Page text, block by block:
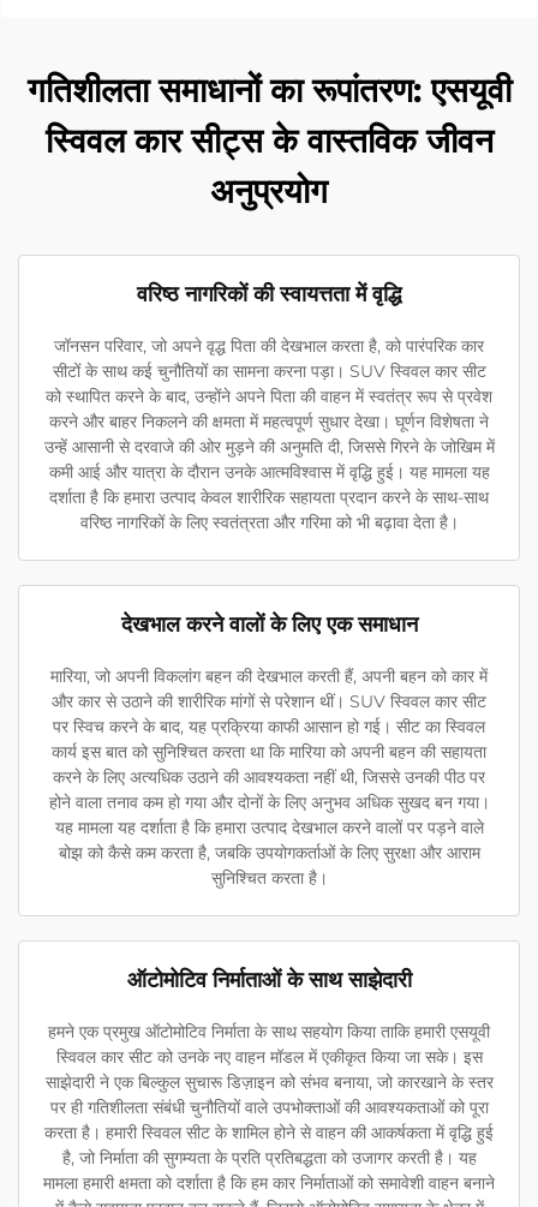
गतिशीलता समाधानों का रूपांतरण: एसयूवी
स्विवल कार सीट्स के वास्तविक जीवन
अनुप्रयोग
वरिष्ठ नागरिकों की स्वायत्तता में वृद्धि
जॉनसन परिवार, जो अपने वृद्ध पिता की देखभाल करता है, को पारंपरिक कार
सीटों के साथ कई चुनौतियों का सामना करना पड़ा। SUV स्विवल कार सीट
को स्थापित करने के बाद, उन्होंने अपने पिता की वाहन में स्वतंत्र रूप से प्रवेश
करने और बाहर निकलने की क्षमता में महत्वपूर्ण सुधार देखा। घूर्णन विशेषता ने
उन्हें आसानी से दरवाजे की ओर मुड़ने की अनुमति दी, जिससे गिरने के जोखिम में
कमी आई और यात्रा के दौरान उनके आत्मविश्वास में वृद्धि हुई। यह मामला यह
दर्शाता है कि हमारा उत्पाद केवल शारीरिक सहायता प्रदान करने के साथ-साथ
वरिष्ठ नागरिकों के लिए स्वतंत्रता और गरिमा को भी बढ़ावा देता है।
देखभाल करने वालों के लिए एक समाधान
मारिया, जो अपनी विकलांग बहन की देखभाल करती हैं, अपनी बहन को कार में
और कार से उठाने की शारीरिक मांगों से परेशान थीं। SUV स्विवल कार सीट
पर स्विच करने के बाद, यह प्रक्रिया काफी आसान हो गई। सीट का स्विवल
कार्य इस बात को सुनिश्चित करता था कि मारिया को अपनी बहन की सहायता
करने के लिए अत्यधिक उठाने की आवश्यकता नहीं थी, जिससे उनकी पीठ पर
होने वाला तनाव कम हो गया और दोनों के लिए अनुभव अधिक सुखद बन गया।
यह मामला यह दर्शाता है कि हमारा उत्पाद देखभाल करने वालों पर पड़ने वाले
बोझ को कैसे कम करता है, जबकि उपयोगकर्ताओं के लिए सुरक्षा और आराम
सुनिश्चित करता है।
ऑटोमोटिव निर्माताओं के साथ साझेदारी
हमने एक प्रमुख ऑटोमोटिव निर्माता के साथ सहयोग किया ताकि हमारी एसयूवी
स्विवल कार सीट को उनके नए वाहन मॉडल में एकीकृत किया जा सके। इस
साझेदारी ने एक बिल्कुल सुचारू डिज़ाइन को संभव बनाया, जो कारखाने के स्तर
पर ही गतिशीलता संबंधी चुनौतियों वाले उपभोक्ताओं की आवश्यकताओं को पूरा
करता है। हमारी स्विवल सीट के शामिल होने से वाहन की आकर्षकता में वृद्धि हुई
है, जो निर्माता की सुगम्यता के प्रति प्रतिबद्धता को उजागर करती है। यह
मामला हमारी क्षमता को दर्शाता है कि हम कार निर्माताओं को समावेशी वाहन बनाने